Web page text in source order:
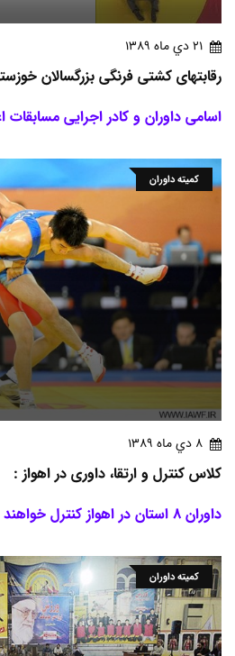
21 دي ماه 1389
رقابتهای کشتی فرنگی بزرگسالان
اسامی داوران و کادر اجرایی مسابقات
کمیته داوران
8 دي ماه 1389
کلاس کنترل و ارتقا، داوری در اهواز :
داوران 8 استان در اهواز کنترل خواهند شد.
کمیته داوران